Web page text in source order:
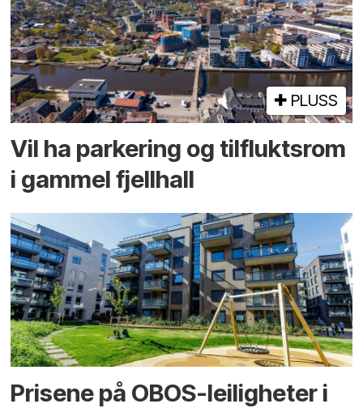
PLUSS
Vil ha parkering og tilflukts­rom
i gammel fjellhall
Prisene på OBOS-leiligheter i